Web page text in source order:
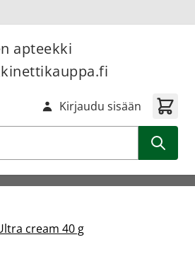
apteekki
Kirjaudu sisään
cream 40 g